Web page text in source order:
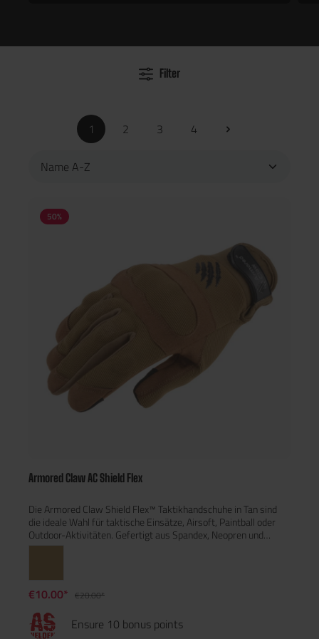
Filter
1 2 3 4
50%
Armored Claw AC Shield Flex
Die Armored Claw Shield Flex™ Taktikhandschuhe in Tan sind
die ideale Wahl für taktische Einsätze, Airsoft, Paintball oder
Outdoor-Aktivitäten. Gefertigt aus Spandex, Neopren und
synthetischem Leder bieten sie hervorragende
Einsatzsituationen. Eine verstärkte Handfläche mit EVA-
Schaum und Anti-Rutsch-Elementen sorgt für optimalen Grip
und Stoßdämpfung. Dank Touchscreen-kompatibler
€10.00* €20.00*
Ensure 10 bonus points